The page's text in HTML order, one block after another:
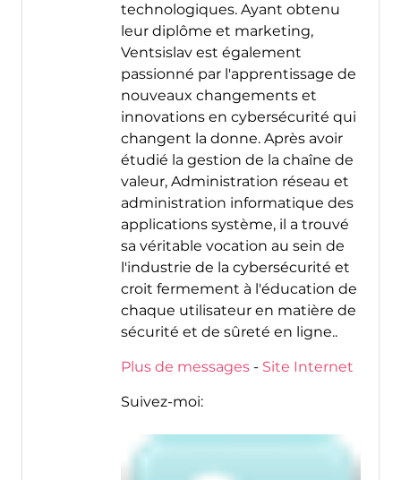
technologiques. Ayant obtenu
leur diplôme et marketing,
Ventsislav est également
passionné par l'apprentissage de
nouveaux changements et
innovations en cybersécurité qui
changent la donne. Après avoir
étudié la gestion de la chaîne de
valeur, Administration réseau et
administration informatique des
applications système, il a trouvé
sa véritable vocation au sein de
l'industrie de la cybersécurité et
croit fermement à l'éducation de
chaque utilisateur en matière de
sécurité et de sûreté en ligne..
Plus de messages- Site Internet
Suivez-moi: